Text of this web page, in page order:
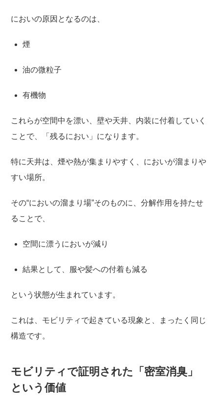
においの原因となるのは、
煙
油の微粒子
有機物
これらが空間中を漂い、壁や天井、内装に付着していく
ことで、「残るにおい」になります。
特に天井は、煙や熱が集まりやすく、においが溜まりや
すい場所。
その“においの溜まり場”そのものに、分解作用を持たせ
ることで、
空間に漂うにおいが減り
結果として、服や髪への付着も減る
という状態が生まれています。
これは、モビリティで起きている現象と、まったく同じ
構造です。
モビリティで証明された「密室消臭」
という価値